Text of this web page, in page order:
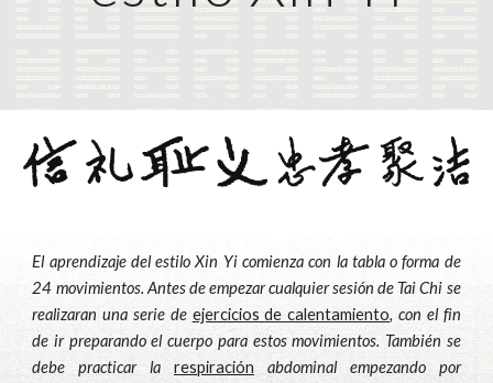
El aprendizaje del estilo Xin Yi comienza con la tabla o forma de
24 movimientos. Antes de empezar cualquier sesión de Tai Chi se
realizaran una serie de ejercicios de calentamiento, con el fin
de ir preparando el cuerpo para estos movimientos. También se
debe practicar la respiración
abdominal empezando por